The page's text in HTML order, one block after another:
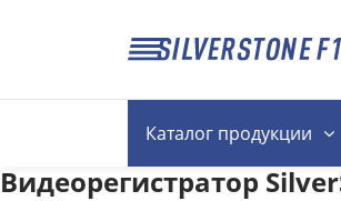
Каталогпродукции
Видеорегистратор